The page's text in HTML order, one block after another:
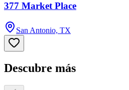
377 Market Place
San Antonio, TX
Descubre más